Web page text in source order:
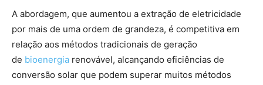
A abordagem, que aumentou a extração de eletricidade
por mais de uma ordem de grandeza, é competitiva em
relação aos métodos tradicionais de geração
de bioenergia renovável, alcançando eficiências de
conversão solar que podem superar muitos métodos